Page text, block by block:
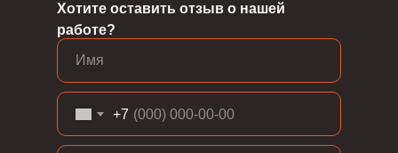
Хотите оставить отзыв о нашей
работе?
+7